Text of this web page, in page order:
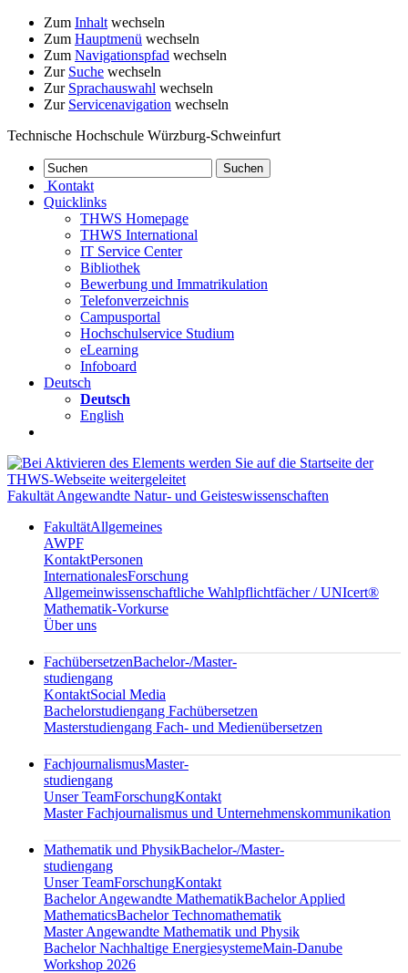
Zum Inhalt wechseln
Zum Hauptmenü wechseln
Zum Navigationspfad wechseln
Zur Suche wechseln
Zur Sprachauswahl wechseln
Zur Servicenavigation wechseln
Technische Hochschule Würzburg-Schweinfurt
Kontakt
Quicklinks
THWS Homepage
THWS International
IT Service Center
Bibliothek
Bewerbung und Immatrikulation
Telefonverzeichnis
Campusportal
Hochschulservice Studium
eLearning
Infoboard
Deutsch
Deutsch
English
Fakultät Angewandte Natur- und Geisteswissenschaften
FakultätAllgemeines
AWPF
KontaktPersonen
InternationalesForschung
Allgemeinwissenschaftliche Wahlpflichtfächer / UNIcert®
Mathematik-Vorkurse
Über uns
FachübersetzenBachelor-/Master-
studiengang
KontaktSocial Media
Bachelorstudiengang Fachübersetzen
Masterstudiengang Fach- und Medienübersetzen
FachjournalismusMaster-
studiengang
Unser TeamForschungKontakt
Master Fachjournalismus und Unternehmenskommunikation
Mathematik und PhysikBachelor-/Master-
studiengang
Unser TeamForschungKontakt
Bachelor Angewandte MathematikBachelor Applied
MathematicsBachelor Technomathematik
Master Angewandte Mathematik und Physik
Bachelor Nachhaltige EnergiesystemeMain-Danube
Workshop 2026